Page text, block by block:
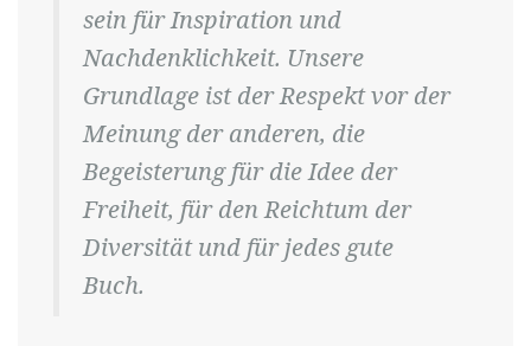
sein für Inspiration und
Nachdenklichkeit. Unsere
Grundlage ist der Respekt vor der
Meinung der anderen, die
Begeisterung für die Idee der
Freiheit, für den Reichtum der
Diversität und für jedes gute
Buch.